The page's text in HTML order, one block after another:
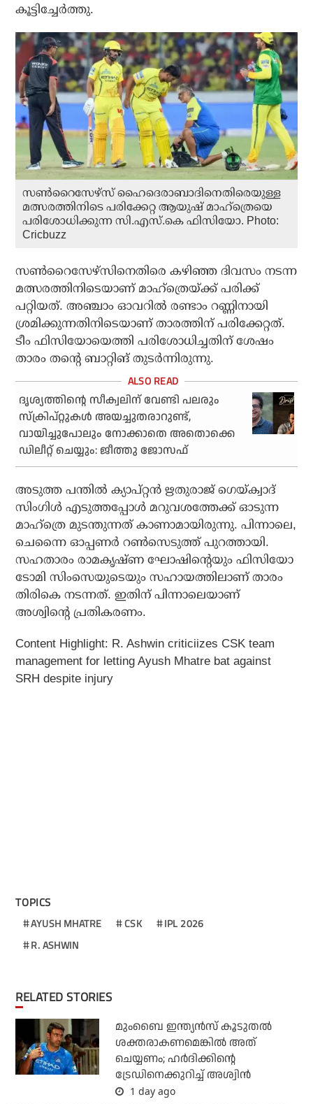
കൂട്ടിച്ചേര്‍ത്തു.
സൺറൈസേഴ്‌സ് ഹൈദെരാബാദിനെതിരെയുള്ള
മത്സരത്തിനിടെ പരിക്കേറ്റ ആയുഷ് മാഹ്ത്രെയെ
പരിശോധിക്കുന്ന സി.എസ്.കെ ഫിസിയോ. Photo:
Cricbuzz
സണ്‍റൈസേഴ്‌സിനെതിരെ കഴിഞ്ഞ ദിവസം നടന്ന
മത്സരത്തിനിടെയാണ് മാഹ്‌ത്രെയ്ക്ക് പരിക്ക്
പറ്റിയത്. അഞ്ചാം ഓവറില്‍ രണ്ടാം റണ്ണിനായി
ശ്രമിക്കുന്നതിനിടെയാണ് താരത്തിന് പരിക്കേറ്റത്.
ടീം ഫിസിയോയെത്തി പരിശോധിച്ചതിന് ശേഷം
താരം തന്റെ ബാറ്റിങ് തുടര്‍ന്നിരുന്നു.
ദൃശ്യത്തിന്റെ സീക്വലിന് വേണ്ടി പലരും
സ്‌ക്രിപ്റ്റുകള്‍ അയച്ചുതരാറുണ്ട്,
വായിച്ചുപോലും നോക്കാതെ അതൊക്കെ
ഡിലീറ്റ് ചെയ്യും: ജീത്തു ജോസഫ്
അടുത്ത പന്തില്‍ ക്യാപ്റ്റന്‍ ഋതുരാജ് ഗെയ്ക്വാദ്
സിംഗിള്‍ എടുത്തപ്പോള്‍ മറുവശത്തേക്ക് ഓടുന്ന
മാഹ്‌ത്രെ മുടന്തുന്നത് കാണാമായിരുന്നു. പിന്നാലെ,
ചെന്നൈ ഓപ്പണര്‍ റണ്‍സെടുത്ത് പുറത്തായി.
സഹതാരം രാമകൃഷ്ണ ഘോഷിന്റെയും ഫിസിയോ
ടോമി സിംസെയുടെയും സഹായത്തിലാണ് താരം
തിരികെ നടന്നത്. ഇതിന് പിന്നാലെയാണ്
അശ്വിന്റെ പ്രതികരണം.
Content Highlight: R. Ashwin criticiizes CSK team
management for letting Ayush Mhatre bat against
SRH despite injury
TOPICS
AYUSH MHATRE CSK
IPL 2026
R. ASHWIN
RELATED STORIES
മുംബൈ ഇന്ത്യന്‍സ് കൂടുതല്‍
ശക്തരാകണമെങ്കില്‍ അത്
ചെയ്യണം; ഹര്‍ദിക്കിന്റെ
ട്രേഡിനെക്കുറിച്ച് അശ്വിന്‍
1 day ago